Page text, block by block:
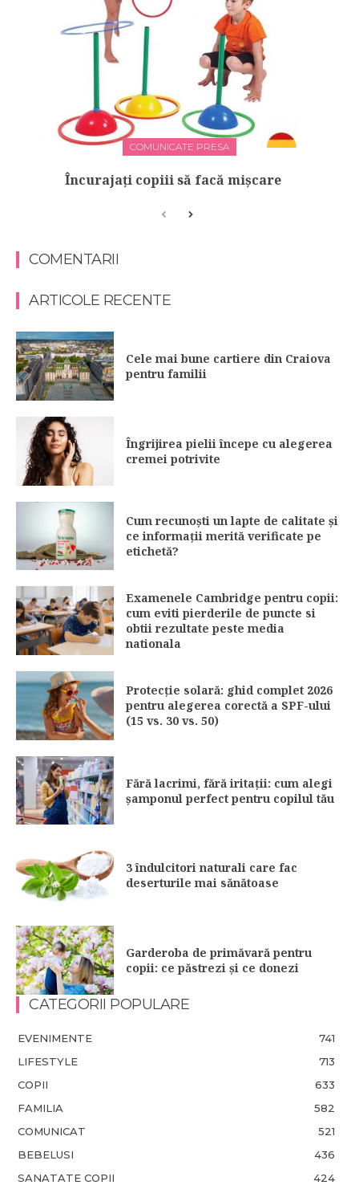
COMUNICATE PRESA
Încurajați copiii să facă mișcare
COMENTARII
ARTICOLE RECENTE
Cele mai bune cartiere din Craiova
pentru familii
Îngrijirea pielii începe cu alegerea
cremei potrivite
Cum recunoști un lapte de calitate și
ce informații merită verificate pe
etichetă?
Examenele Cambridge pentru copii:
cum eviti pierderile de puncte si
obtii rezultate peste media
nationala
Protecție solară: ghid complet 2026
pentru alegerea corectă a SPF-ului
(15 vs. 30 vs. 50)
Fără lacrimi, fără iritații: cum alegi
șamponul perfect pentru copilul tău
3 îndulcitori naturali care fac
deserturile mai sănătoase
Garderoba de primăvară pentru
copii: ce păstrezi și ce donezi
CATEGORII POPULARE
EVENIMENTE
741
LIFESTYLE
713
COPII
633
FAMILIA
582
COMUNICAT
521
BEBELUSI
436
SANATATE COPII
424